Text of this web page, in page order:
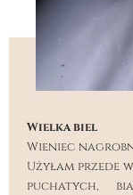
Wielka biel
Wieniec
Użyłam przede
puchatych,